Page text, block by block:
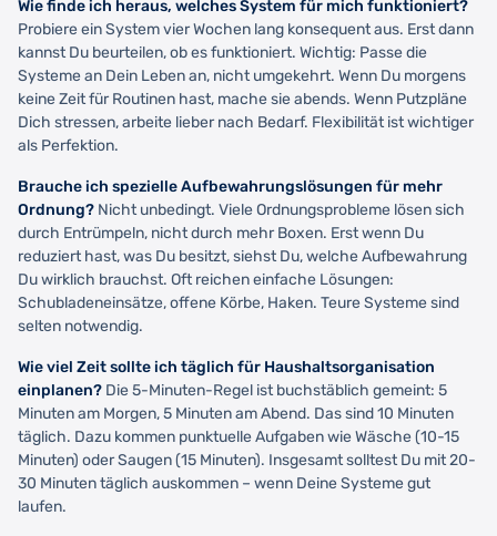
Wie finde ich heraus, welches System für mich funktioniert?
Probiere ein System vier Wochen lang konsequent aus. Erst dann
kannst Du beurteilen, ob es funktioniert. Wichtig: Passe die
Systeme an Dein Leben an, nicht umgekehrt. Wenn Du morgens
keine Zeit für Routinen hast, mache sie abends. Wenn Putzpläne
Dich stressen, arbeite lieber nach Bedarf. Flexibilität ist wichtiger
als Perfektion.
Brauche ich spezielle Aufbewahrungslösungen für mehr
Ordnung? Nicht unbedingt. Viele Ordnungsprobleme lösen sich
durch Entrümpeln, nicht durch mehr Boxen. Erst wenn Du
reduziert hast, was Du besitzt, siehst Du, welche Aufbewahrung
Du wirklich brauchst. Oft reichen einfache Lösungen:
Schubladeneinsätze, offene Körbe, Haken. Teure Systeme sind
selten notwendig.
Wie viel Zeit sollte ich täglich für Haushaltsorganisation
einplanen? Die 5-Minuten-Regel ist buchstäblich gemeint: 5
Minuten am Morgen, 5 Minuten am Abend. Das sind 10 Minuten
täglich. Dazu kommen punktuelle Aufgaben wie Wäsche (10-15
Minuten) oder Saugen (15 Minuten). Insgesamt solltest Du mit 20-
30 Minuten täglich auskommen – wenn Deine Systeme gut
laufen.